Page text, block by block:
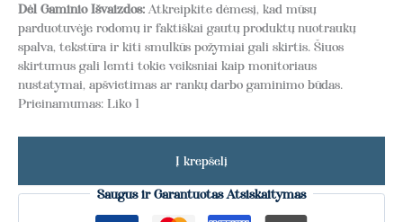
Dėl Gaminio Išvaizdos: Atkreipkite dėmesį, kad mūsų
parduotuvėje rodomų ir faktiškai gautų produktų nuotraukų
spalva, tekstūra ir kiti smulkūs požymiai gali skirtis. Šiuos
skirtumus gali lemti tokie veiksniai kaip monitoriaus
nustatymai, apšvietimas ar rankų darbo gaminimo būdas.
Prieinamumas: Liko 1
Į krepšelį
Saugus ir Garantuotas Atsiskaitymas